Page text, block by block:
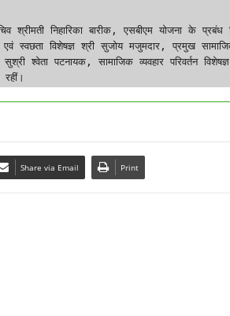
विशेषज्ञ श्री सुजोय मजुमदार, प्रमुख सामाजिक
श्वेता पटनायक, सामाजिक व्यवहार परिवर्तन
Share via Email Print